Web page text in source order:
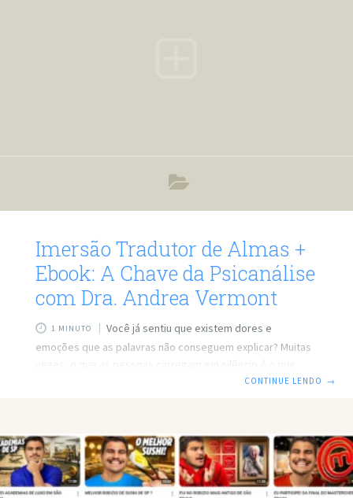
Imersão Tradutor de Almas +
Ebook: A Chave da Psicanálise
com Dra. Andrea Vermont
1 MINUTO
Você já sentiu que existem dores e
emoções que as palavras não conseguem explicar? Muitas
vezes, o que as pessoas carregam em silêncio é o que
mais precisa de voz. Se você busca entender os mistérios
com a Dra. Andrea Vermont é o ponto de partida ideal.
Quero garantir minha vaga na Imersão + Ebook agora! O
Que é a Imersão Tradutor de Almas? Durante
CONTINUE LENDO →